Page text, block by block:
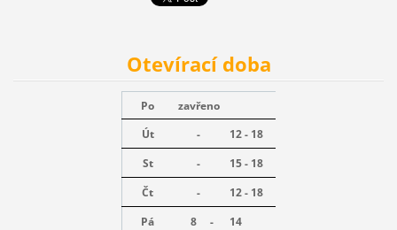
Otevírací doba
Po
zavřeno
Út
-
12 - 18
St
-
15 - 18
Čt
-
12 - 18
Pá
8 - 14